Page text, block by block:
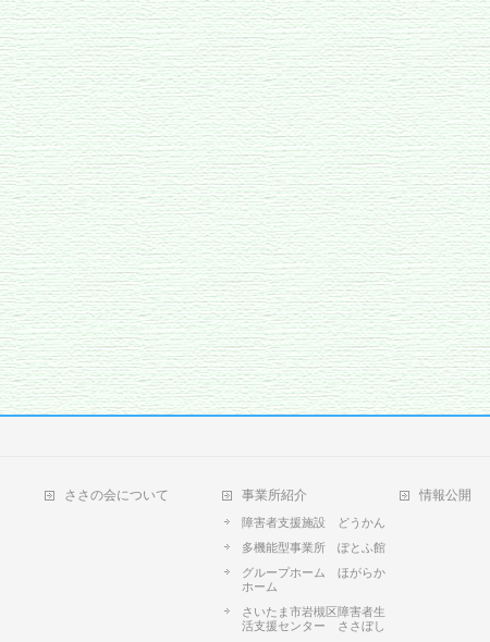
ささの会について 事業所紹介
障害者支援施設 どうかん
多機能型事業所 ぽとふ館
グループホーム ほがらか
ホーム
さいたま市岩槻区障害者生
活支援センター ささぼし
情報公開